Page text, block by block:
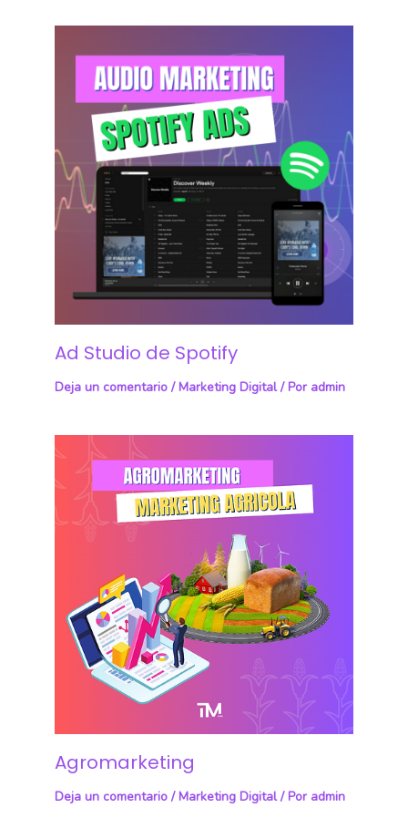
Ad Studio de Spotify
Deja un comentario /Marketing Digital/ Por admin
Agromarketing
Deja un comentario /Marketing Digital/ Por admin